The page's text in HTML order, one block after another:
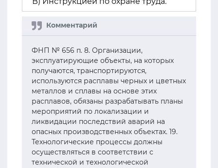
ФНП № 656 п. 8. Организации,
эксплуатирующие объекты, на которых
получаются, транспортируются,
используются расплавы черных и цветных
металлов и сплавы на основе этих
расплавов, обязаны разрабатывать планы
мероприятий по локализации и
ликвидации последствий аварий на
опасных производственных объектах. 19.
Технологические процессы должны
осуществляться в соответствии с
технической и технологической